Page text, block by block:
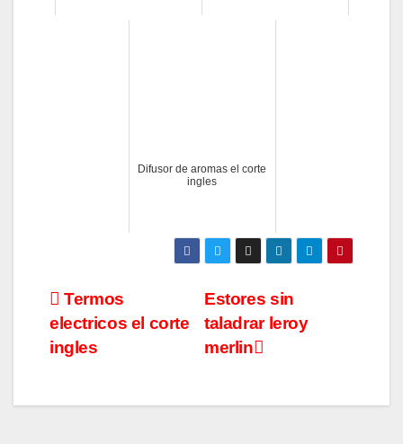
Difusor de aromas el corte
ingles
Navegación
de
Estores sin
taladrar leroy
merlin
Termos
electricos el corte
ingles